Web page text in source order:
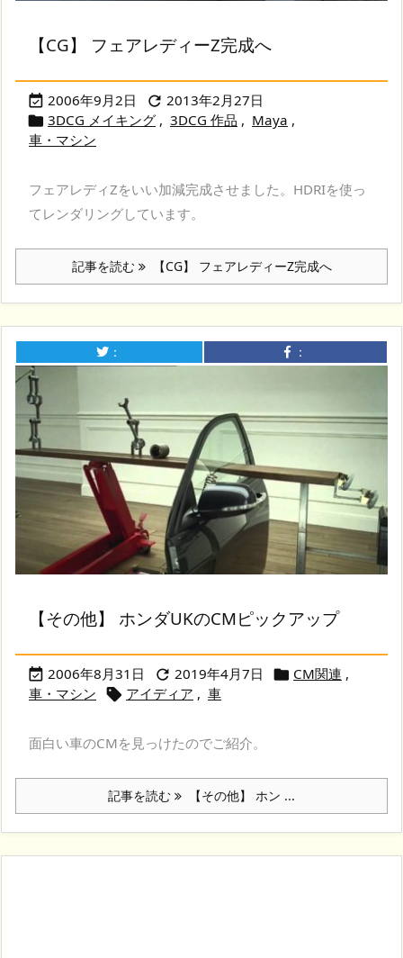
【CG】 フェアレディーZ完成へ
 2006年9月2日  2013年2月27日
 3DCG メイキング , 3DCG 作品 , Maya ,
車・マシン
フェアレディZをいい加減完成させました。HDRIを使っ
てレンダリングしています。
記事を読む 【CG】 フェアレディーZ完成へ
： ：
【その他】 ホンダUKのCMピックアップ
 2006年8月31日  2019年4月7日  CM関連 ,
車・マシン
 アイディア , 車
面白い車のCMを見っけたのでご紹介。
記事を読む 【その他】 ホン ...